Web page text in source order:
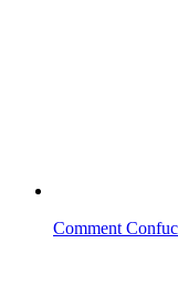
Comment